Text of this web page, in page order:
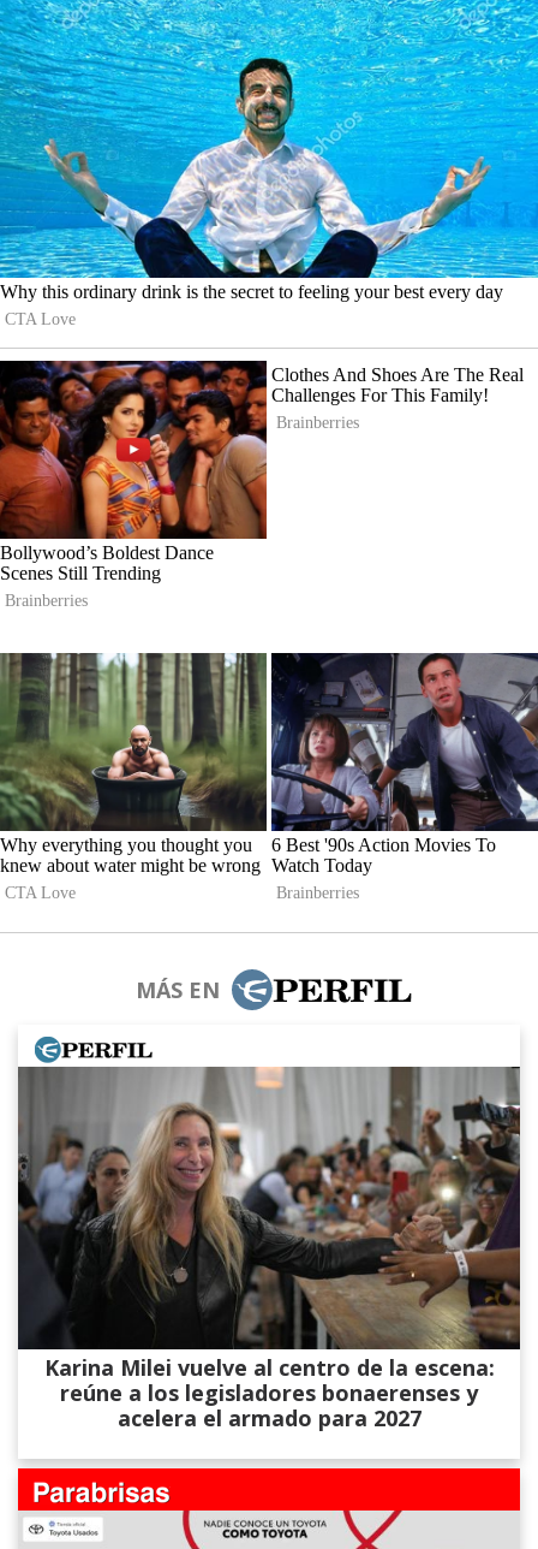
MÁS EN
Karina Milei vuelve al centro de la escena:
reúne a los legisladores bonaerenses y
acelera el armado para 2027